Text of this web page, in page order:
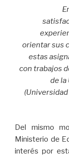
orientar sus
estas
con trabajos
de la
(Universidad
Del mismo
Ministerio de
interés por